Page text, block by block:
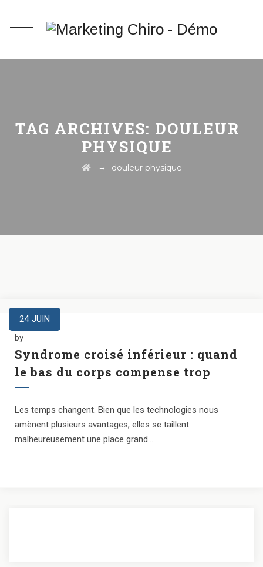
TAG ARCHIVES: DOULEUR
PHYSIQUE
→ douleur physique
24 JUIN
by
Syndrome croisé inférieur : quand
le bas du corps compense trop
Les temps changent. Bien que les technologies nous
amènent plusieurs avantages, elles se taillent
malheureusement une place grand...